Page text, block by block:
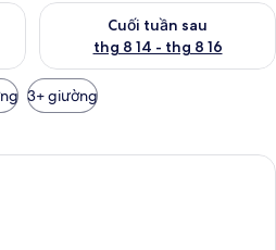
này từ thg 8 7 - thg 8 9
Cuối tuần sau
thg 8 14 - thg 8 16
Kiểm tra lượng phòng cuối
3+ giường
Phòng Tiêu chuẩn | Bộ đồ giường